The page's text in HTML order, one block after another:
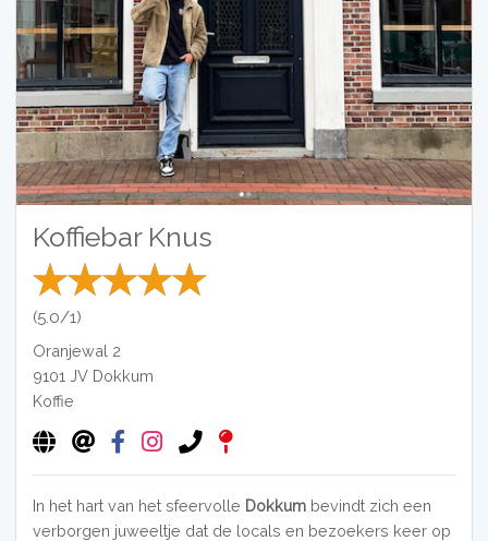
Koffiebar Knus
(5.0/1)
Oranjewal 2
9101 JV Dokkum
Koffie
In het hart van het sfeervolle Dokkumbevindt zich een
verborgen juweeltje dat de locals en bezoekers keer op